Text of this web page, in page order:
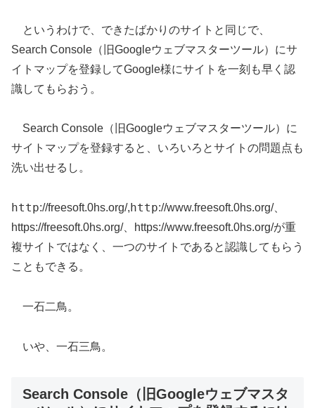
というわけで、できたばかりのサイトと同じで、
Search Console（旧Googleウェブマスターツール）にサ
イトマップを登録してGoogle様にサイトを一刻も早く認
識してもらおう。
Search Console（旧Googleウェブマスターツール）に
サイトマップを登録すると、いろいろとサイトの問題点も
洗い出せるし。
http://freesoft.0hs.org/, http://www.freesoft.0hs.org/、
https://freesoft.0hs.org/、https://www.freesoft.0hs.org/が重
複サイトではなく、一つのサイトであると認識してもらう
こともできる。
一石二鳥。
いや、一石三鳥。
Search Console（旧Googleウェブマスタ